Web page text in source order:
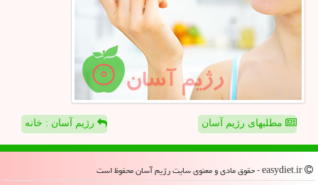
مطلبهای رژیم آسان رژیم آسان : خانه